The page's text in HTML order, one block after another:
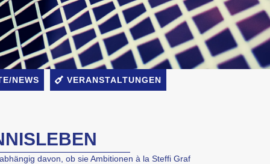
NEWS VERANSTALTUNGEN
davon, ob sie Ambitionen à la Steffi Graf